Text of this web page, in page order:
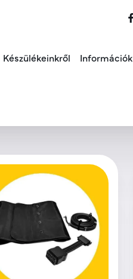
Készülékeinkről Információk